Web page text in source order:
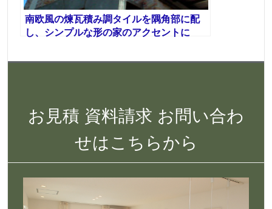
南欧風の煉瓦積み調タイルを隅角部に配
し、シンプルな形の家のアクセントに
お見積 資料請求 お問い合わ
せはこちらから